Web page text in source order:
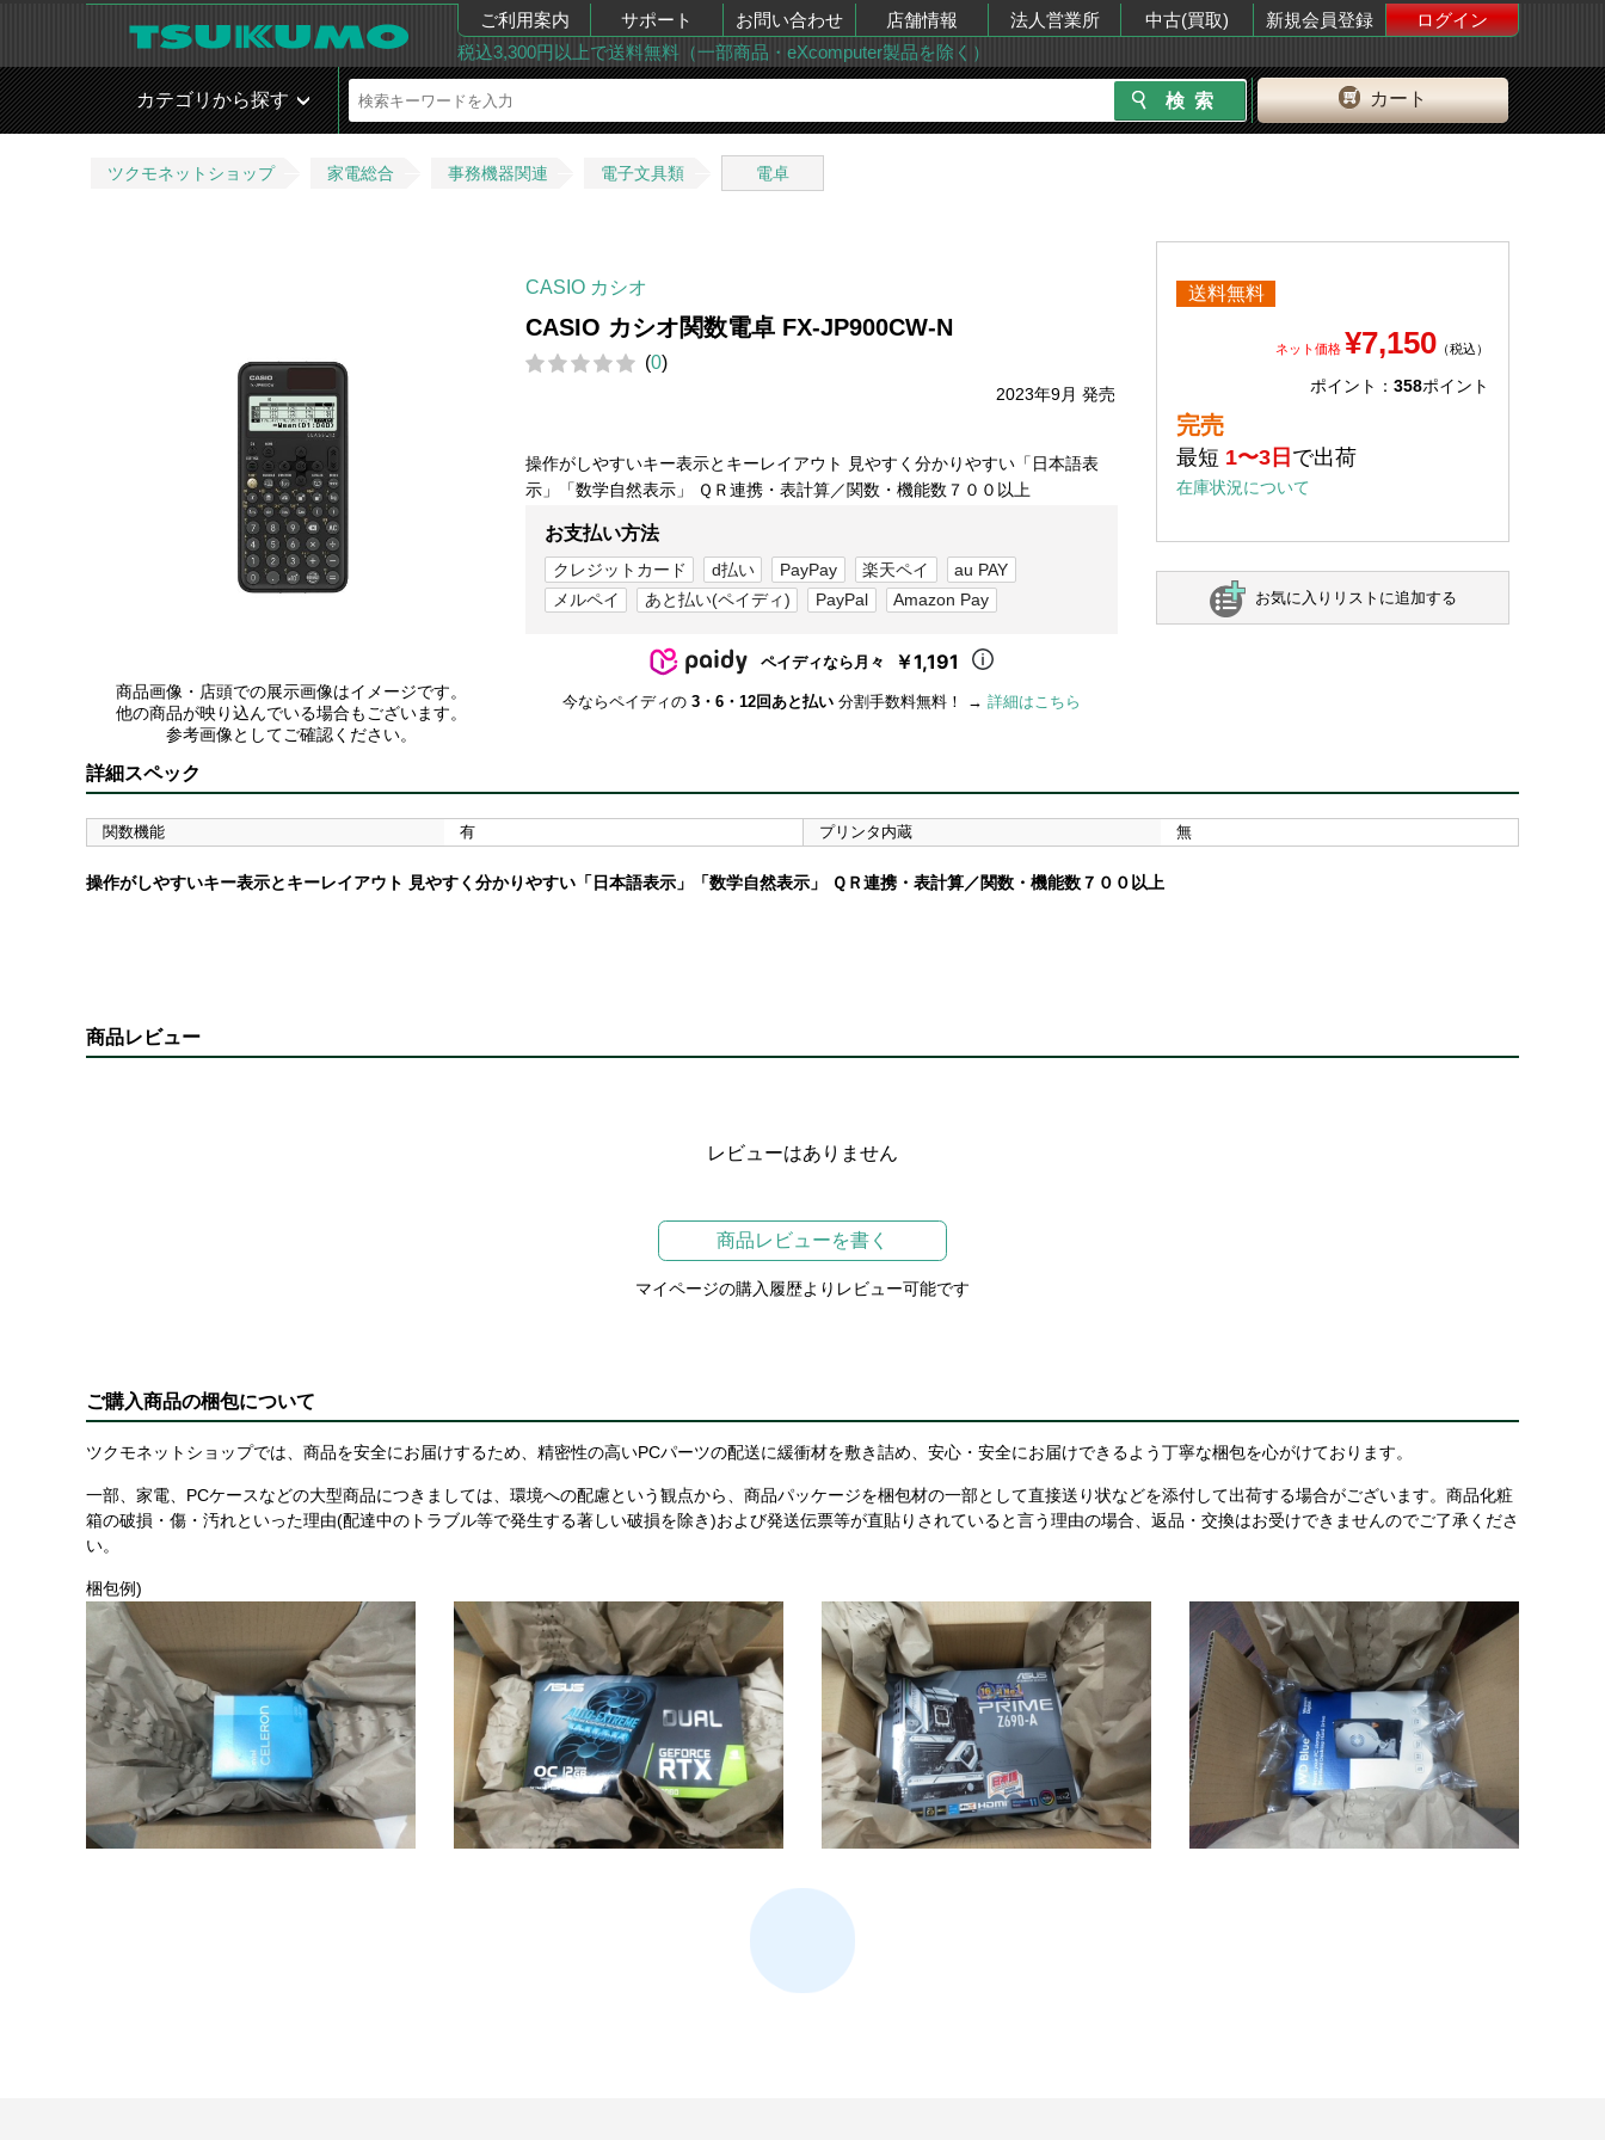
ご利用案内 サポート お問い合わせ 店舗情報 法人営業所 中古(買取) 新規会員登録
ログイン
税込3,300円以上で送料無料（一部商品・eXcomputer製品を除く）
カート
カテゴリから探す
ツクモネットショップ 家電総合 事務機器関連 電子文具類 電卓
商品画像・店頭での展示画像はイメージです。
他の商品が映り込んでいる場合もございます。
参考画像としてご確認ください。
CASIO カシオ
CASIO カシオ関数電卓 FX-JP900CW-N
(0)
2023年9月 発売
操作がしやすいキー表示とキーレイアウト 見やすく分かりやすい「日本語表
示」「数学自然表示」 ＱＲ連携・表計算／関数・機能数７００以上
お支払い方法
クレジットカード d払い PayPay 楽天ペイ
au PAY
メルペイ
あと払い(ペイディ) PayPal Amazon Pay
ペイディなら月々 ￥1,191
今ならペイディの 3・6・12回あと払い 分割手数料無料！ → 詳細はこちら
送料無料
ネット価格 ¥7,150 （税込）
ポイント： 358ポイント
完売
最短 1〜3日 で出荷
在庫状況について
お気に入りリストに追加する
詳細スペック
関数機能 有 プリンタ内蔵 無
操作がしやすいキー表示とキーレイアウト 見やすく分かりやすい「日本語表示」「数学自然表示」 ＱＲ連携・表計算／関数・機能数７００以上
商品レビュー
レビューはありません
商品レビューを書く
マイページの購入履歴よりレビュー可能です
ご購入商品の梱包について
ツクモネットショップでは、商品を安全にお届けするため、精密性の高いPCパーツの配送に緩衝材を敷き詰め、安心・安全にお届けできるよう丁寧な梱包を心がけております。
一部、家電、PCケースなどの大型商品につきましては、環境への配慮という観点から、商品パッケージを梱包材の一部として直接送り状などを添付して出荷する場合がございます。商品化粧
箱の破損・傷・汚れといった理由(配達中のトラブル等で発生する著しい破損を除き)および発送伝票等が直貼りされていると言う理由の場合、返品・交換はお受けできませんのでご了承くださ
い。
梱包例)